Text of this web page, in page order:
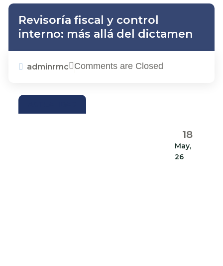
Revisoría fiscal y control
interno: más allá del dictamen
adminrmc Comments are Closed
18
May,
26